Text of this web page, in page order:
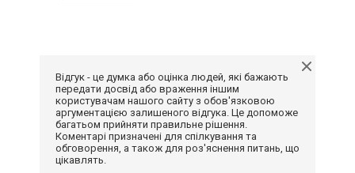
Відгук - це думка або оцінка людей, які бажають
передати досвід або враження іншим
користувачам нашого сайту з обов'язковою
аргументацією залишеного відгука. Це допоможе
багатьом прийняти правильне рішення.
Коментарі призначені для спілкування та
обговорення, а також для роз'яснення питань, що
цікавлять.